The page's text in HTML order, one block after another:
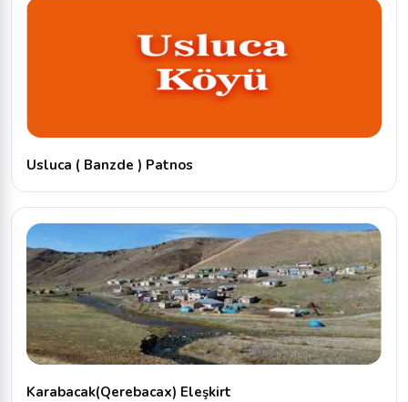
Usluca ( Banzde ) Patnos
Karabacak(Qerebacax) Eleşkirt